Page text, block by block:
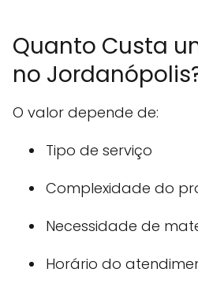
Quanto Custa
no
O valor depende de:
Tipo de serviço
Complexidade do
Necessidade de
Horário do